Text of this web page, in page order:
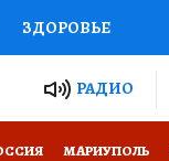
ЗДОРОВЬЕ
РОССИИРАДИО
МАРИУПОЛЬ